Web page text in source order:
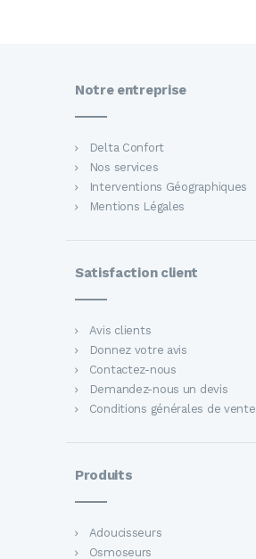
Notre entreprise
Delta Confort
Nos services
Interventions Géographiques
Mentions Légales
Satisfaction client
Avis clients
Donnez votre avis
Contactez-nous
Demandez-nous un devis
Conditions générales de vente
Produits
Adoucisseurs
Osmoseurs